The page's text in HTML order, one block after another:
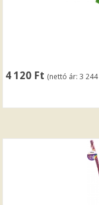
4 120 Ft (nettó ár:3 244